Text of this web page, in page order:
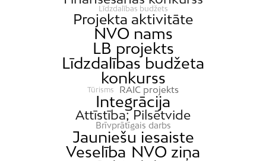
Līdzdalības budžets
Projekta aktivitāte
NVO nams
LB projekts
Līdzdalības budžeta
konkurss
Tūrisms RAIC projekts
Integrācija
Attīstība; Pilsētvide
Brīvprātīgais darbs
Jauniešu iesaiste
Veselība NVO ziņa